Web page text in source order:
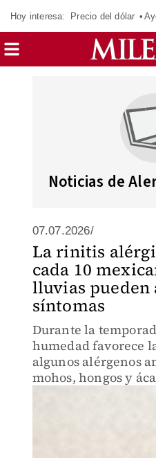
Hoy interesa: Precio del dólar
Noticias de
07.07.2026/
La rinitis
cada 10
lluvias pueden
síntomas
Durante la
humedad favorece
algunos alérgenos
mohos, hongos y
síntomas y no